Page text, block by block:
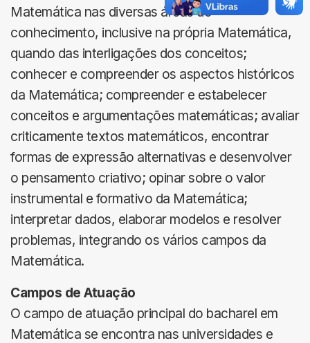
Matemática nas diversas áreas do
conhecimento, inclusive na própria Matemática,
quando das interligações dos conceitos;
conhecer e compreender os aspectos históricos
da Matemática; compreender e estabelecer
conceitos e argumentações matemáticas; avaliar
criticamente textos matemáticos, encontrar
formas de expressão alternativas e desenvolver
o pensamento criativo; opinar sobre o valor
instrumental e formativo da Matemática;
interpretar dados, elaborar modelos e resolver
problemas, integrando os vários campos da
Matemática.
Campos de Atuação
O campo de atuação principal do bacharel em
Matemática se encontra nas universidades e